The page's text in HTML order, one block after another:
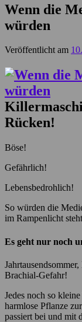
Wenn die
würden
Veröffentlicht am
Rücken!
Böse!
Gefährlich!
Lebensbedrohlich!
So würden die
im Rampenlicht
Es geht nur noch
Brachial-Gefahr!
Jedes noch so
harmlose Pflanze
passiert bei und mit